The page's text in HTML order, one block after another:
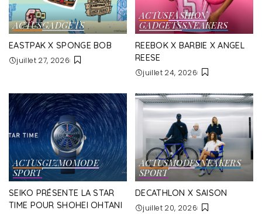
ACTUSGADGETS
EASTPAK X SPONGE BOB
juillet 27, 2026
ACTUSFASHION
GADGETSSNEAKERS
REEBOK X BARBIE X ANGEL
REESE
juillet 24, 2026
ACTUSGIZMOMODE
SPORT
SEIKO PRÉSENTE LA STAR
TIME POUR SHOHEI OHTANI
ACTUSMODESNEAKERS
SPORT
DECATHLON X SAISON
juillet 20, 2026